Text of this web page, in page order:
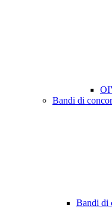
Bandi di
Bandi di